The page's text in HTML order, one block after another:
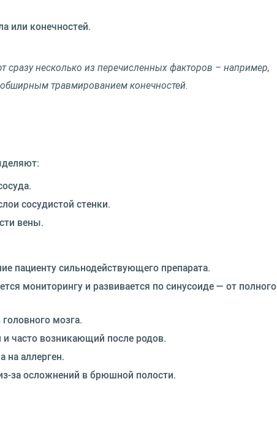
или конечностей.
сразу несколько из перечисленных факторов – например,
травмированием конечностей.
сосудистой стенки.
вены.
пациенту сильнодействующего препарата.
мониторингу и развивается по синусоиде — от полного
мозга.
часто возникающий после родов.
на аллерген.
за осложнений в брюшной полости.